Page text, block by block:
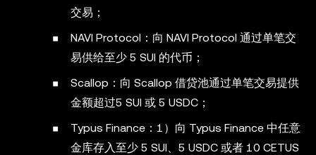
交易；
NAVI Protocol：向 NAVI Protocol 通过单笔交
易供给至少 5 SUI 的代币；
Scallop：向 Scallop 借贷池通过单笔交易提供
金额超过5 SUI 或 5 USDC；
Typus Finance：1）向 Typus Finance 中任意
金库存入至少 5 SUI、5 USDC 或者 10 CETUS